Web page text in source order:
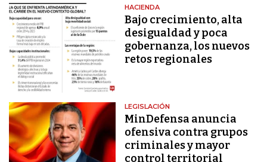
HACIENDA
Bajo crecimiento, alta
desigualdad y poca
gobernanza, los nuevos
retos regionales
LEGISLACIÓN
MinDefensa anuncia
ofensiva contra grupos
criminales y mayor
control territorial